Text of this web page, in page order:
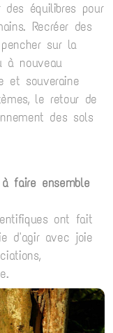
équilibres pour
Recréer des
sur la
à nouveau
et souveraine
le retour de
des sols
faire ensemble
ont fait
d'agir avec joie